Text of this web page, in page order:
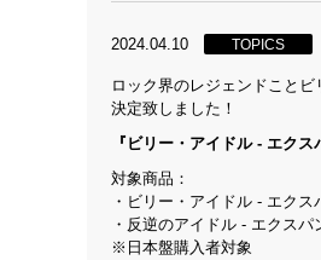
2024.04.10 TOPICS
ロック界のレジェンドこと
決定致しました！
『ビリー・アイドル - エク
対象商品：
・ビリー・アイドル - エクス
・反逆のアイドル - エクスパ
※日本盤購入者対象